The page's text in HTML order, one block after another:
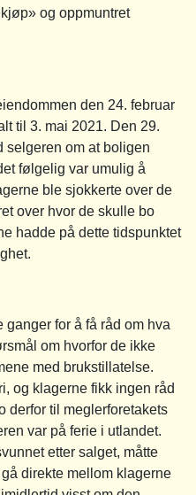
og oppmuntret
den 24. februar
til 3. mai 2021. Den 29.
selgeren om at boligen
følgelig var umulig å
ble sjokkerte over de
over hvor de skulle bo
hadde på dette tidspunktet
for å få råd om hva
om hvorfor de ikke
med brukstillatelse.
og klagerne fikk ingen råd
derfor til meglerforetakets
var på ferie i utlandet.
etter salget, måtte
direkte mellom klagerne